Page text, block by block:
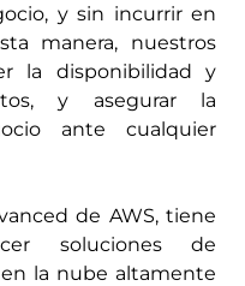
y sin incurrir en
manera, nuestros
la disponibilidad y
y asegurar la
ante cualquier
de AWS, tiene
soluciones de
la nube altamente